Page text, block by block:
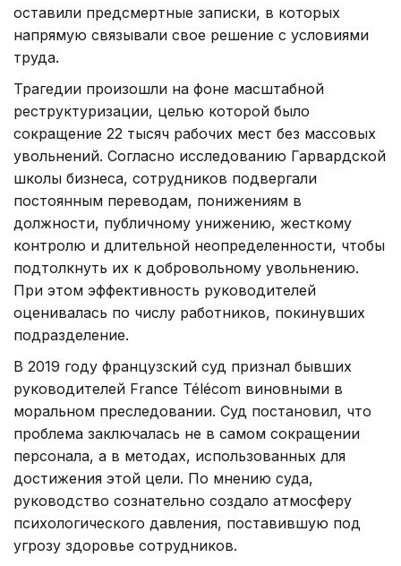
оставили предсмертные записки, в которых
напрямую связывали свое решение с условиями
труда.
Трагедии произошли на фоне масштабной
реструктуризации, целью которой было
сокращение 22 тысяч рабочих мест без массовых
увольнений. Согласно исследованию Гарвардской
школы бизнеса, сотрудников подвергали
постоянным переводам, понижениям в
должности, публичному унижению, жесткому
контролю и длительной неопределенности, чтобы
подтолкнуть их к добровольному увольнению.
При этом эффективность руководителей
оценивалась по числу работников, покинувших
подразделение.
В 2019 году французский суд признал бывших
руководителей France Télécom виновными в
моральном преследовании. Суд постановил, что
проблема заключалась не в самом сокращении
персонала, а в методах, использованных для
достижения этой цели. По мнению суда,
руководство сознательно создало атмосферу
психологического давления, поставившую под
угрозу здоровье сотрудников.